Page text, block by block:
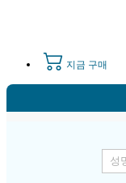
지금 구매